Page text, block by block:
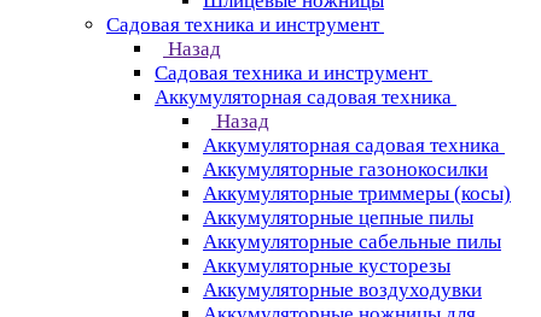
Cадовая техника и инструмент
Назад
Cадовая техника и инструмент
Аккумуляторная садовая техника
Назад
Аккумуляторная садовая техника
Аккумуляторные газонокосилки
Аккумуляторные триммеры (косы)
Аккумуляторные цепные пилы
Аккумуляторные сабельные пилы
Аккумуляторные кусторезы
Аккумуляторные воздуходувки